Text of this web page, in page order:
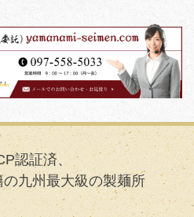
認証済、
九州最大級の製麺所